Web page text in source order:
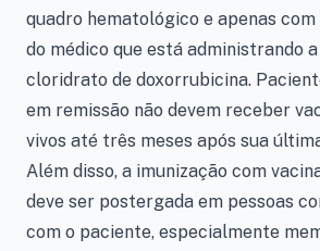
quadro hematológico e apenas
do médico que está administrando
cloridrato de doxorrubicina.
em remissão não devem receber
vivos até três meses após sua
Além disso, a imunização com
deve ser postergada em pessoas
com o paciente, especialmente